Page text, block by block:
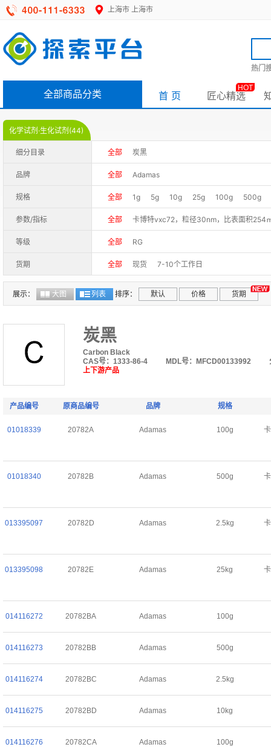
上海市 上海市
热门
全部商品分类 首 页 匠心精选
HOT
化学试剂·生化试剂(44)
细分目录 全部 炭黑
品牌 全部 Adamas
规格 全部 1g 5g 10g 25g 100g 500g
参数/指标 全部
卡博特vxc72，粒径30nm，比表面积254
Graphitized Carbon Black(GCB), carbo B, pore
Graphitized Carbon Black(GCB), carbo B, pore
Graphitized Carbon Black(GCB), carbo C, pore
Graphitized Carbon Black(GCB), carbo C,
Graphitized Carbon Black(GCB), carbo X,pore
Graphitized Carbon Black(GCB), pore ~0Å,
等级 全部 RG
货期 全部 现货 7-10个工作日
展示： 大图 列表 排序： 默认 价格 货期
炭黑
Carbon Black
CAS号：1333-86-4
MDL号：MFCD00133992
上下游产品
产品编号 原商品编号 品牌 规格
01018339 20782A Adamas 100g
01018340 20782B Adamas 500g
013395097 20782D Adamas 2.5kg
013395098 20782E Adamas 25kg
014116272 20782BA Adamas 100g
014116273 20782BB Adamas 500g
014116274 20782BC Adamas 2.5kg
014116275 20782BD Adamas 10kg
014116276 20782CA Adamas 100g